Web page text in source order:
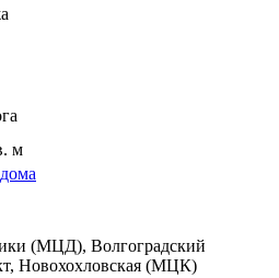
м
(МЦД), Волгоградский
Новохохловская (МЦК)